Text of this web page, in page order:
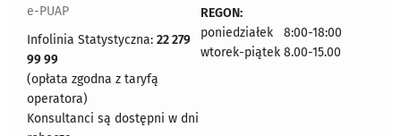
e-PUAP
Infolinia Statystyczna: 22 279
99 99
(opłata zgodna z taryfą
operatora)
Konsultanci są dostępni w dni
REGON:
poniedziałek 8:00-18:00
wtorek-piątek 8.00-15.00